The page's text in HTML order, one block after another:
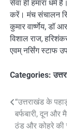
सेवा ही हमारा धर्म
करें। मंच संचालन
कुमार वार्ष्णेय, डॉ
विशाल राज,
एवम् नर्सिंग स्टाफ
Categories:
Post
“उत्तराखंड के
बर्फबारी, दून और
ठंड और कोहरे की